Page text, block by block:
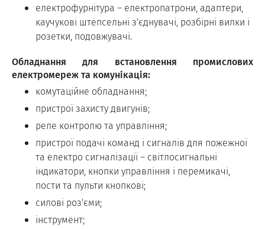
електрофурнітура – електропатрони, адаптери,
каучукові штепсельні з'єднувачі, розбірні вилки і
розетки, подовжувачі.
Обладнання для встановлення промислових
електромереж та комунікація:
комутаційне обладнання;
пристрої захисту двигунів;
реле контролю та управління;
пристрої подачі команд і сигналів для пожежної
та електро сигналізації – світлосигнальні
індикатори, кнопки управління і перемикачі,
пости та пульти кнопкові;
силові роз'єми;
інструмент;